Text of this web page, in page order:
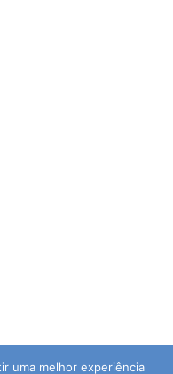
uma melhor experiência